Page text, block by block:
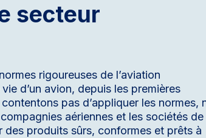
secteur
rigoureuses de l’aviation
d’un avion, depuis les premières
pas d’appliquer les normes,
aériennes et les sociétés de
produits sûrs, conformes et prêts à